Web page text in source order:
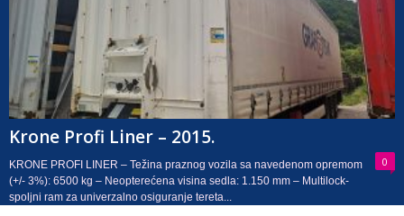
Krone Profi Liner – 2015.
0
KRONE PROFI LINER – Težina praznog vozila sa navedenom opremom
(+/- 3%): 6500 kg – Neopterećena visina sedla: 1.150 mm – Multilock-
spoljni ram za univerzalno osiguranje tereta...